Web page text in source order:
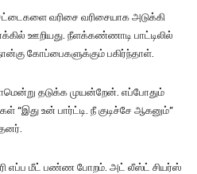
வரிசை வரிசையாக அடுக்கி
ஊறியது. நீளக்கண்ணாடி பாட்டிலில்
கோப்பைகளுக்கும் பகிர்ந்தாள்.
தடுக்க முயன்றேன். எப்போதும்
“இது உன் பார்ட்டி. நீ குடிச்சே ஆகனும்”
எப்ப மீட் பண்ண போறம். அட் லீஸ்ட் சியர்ஸ்